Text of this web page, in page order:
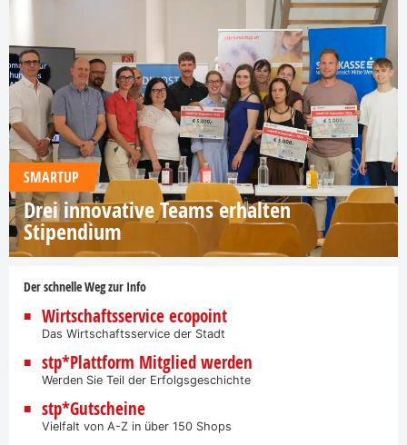
SMARTUP
Drei innovative Teams erhalten
Stipendium
Der schnelle Weg zur Info
Wirtschaftsservice ecopoint
Das Wirtschaftsservice der Stadt
stp*Plattform Mitglied werden
Werden Sie Teil der Erfolgsgeschichte
stp*Gutscheine
Vielfalt von A-Z in über 150 Shops